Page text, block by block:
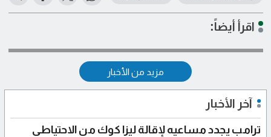
اقرأ أيضاً:
مزيد من الأخبار
آخر الأخبار
ترامب يجدد مساعيه لإقالة ليزا كوك من الاحتياطي